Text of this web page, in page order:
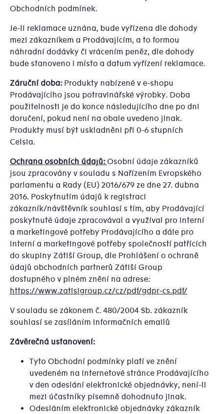
Obchodních podmínek.
Je-li reklamace uznána, bude vyřízena dle dohody
mezi zákazníkem a Prodávajícím, a to formou
náhradní dodávky či vrácením peněz, dle dohody
bude stanoveno i místo a datum vyřízení reklamace.
Záruční doba: Produkty nabízené v e-shopu
Prodávajícího jsou potravinářské výrobky. Doba
použitelnosti je do konce následujícího dne po dni
doručení, pokud není na obale uvedeno jinak.
Produkty musí být uskladněni při 0-6 stupních
Celsia.
Ochrana osobních údajů: Osobní údaje zákazníků
jsou zpracovány v souladu s Nařízením Evropského
parlamentu a Rady (EU) 2016/679 ze dne 27. dubna
2016. Poskytnutím údajů k registraci
zákazník/návštěvník souhlasí s tím, aby Prodávající
poskytnuté údaje zpracovával a využíval pro interní
a marketingové potřeby Prodávajícího a dále pro
interní a marketingové potřeby společností patřících
do skupiny Zátiší Group, dle Prohlášení o ochraně
údajů obchodních partnerů Zátiší Group
dostupného v plném znění na adrese:
https://www.zatisigroup.cz/cz/pdf/gdpr-cs.pdf/
V souladu se zákonem č. 480/2004 Sb. zákazník
souhlasí se zasíláním informačních emailů
Závěrečná ustanovení:
Tyto Obchodní podmínky platí ve znění
uvedeném na internetové stránce Prodávajícího
v den odeslání elektronické objednávky, není-li
mezi účastníky písemně dohodnuto jinak.
Odesláním elektronické objednávky zákazník